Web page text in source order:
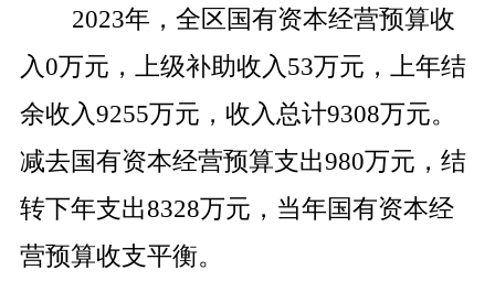
2023年，全区国有资本经营预算收
入0万元，上级补助收入53万元，上年结
余收入9255万元，收入总计9308万元。
减去国有资本经营预算支出980万元，结
转下年支出8328万元，当年国有资本经
营预算收支平衡。